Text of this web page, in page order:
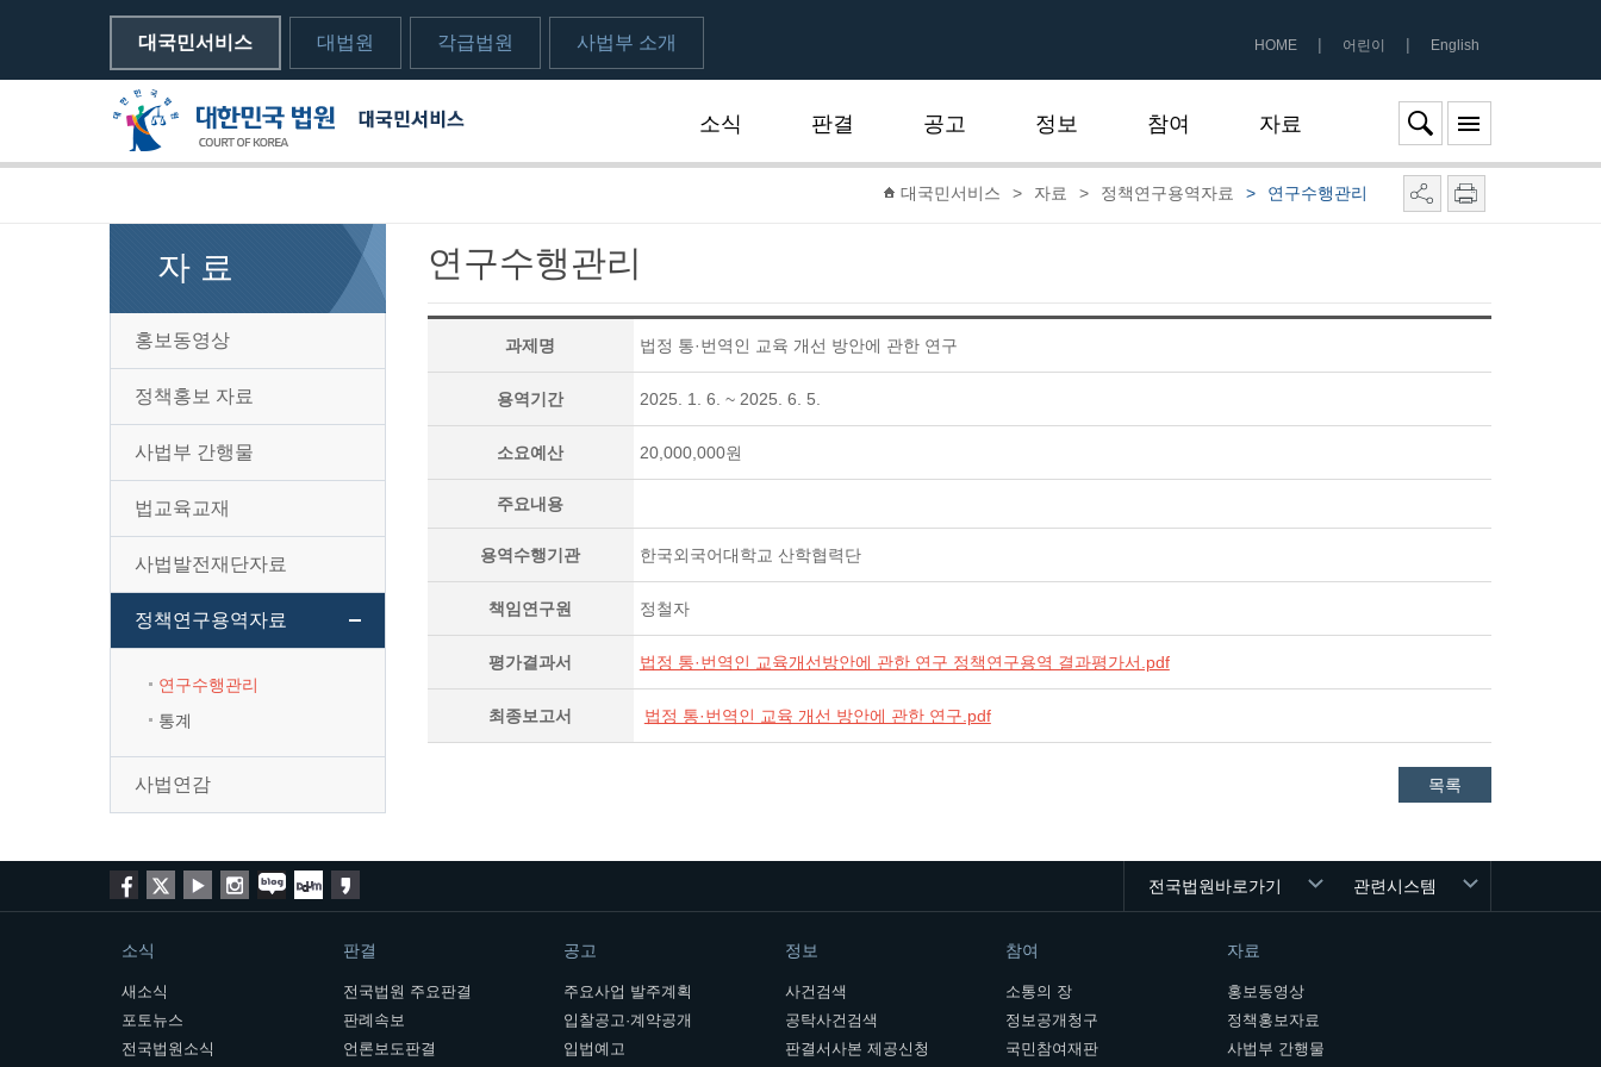
대국민서비스 대법원 각급법원 사법부 소개 HOME | 어린이 | English
소식 판결 공고 정보 참여 자료
메뉴전체보기
대국민서비스 > 자료 > 정책연구용역자료 > 연구수행관리
자 료
홍보동영상
정책홍보 자료
사법부 간행물
법교육교재
사법발전재단자료
정책연구용역자료
연구수행관리
통계
사법연감
연구수행관리
과제명 법정 통·번역인 교육 개선 방안에 관한 연구
용역기간 2025. 1. 6. ~ 2025. 6. 5.
소요예산 20,000,000원
주요내용
용역수행기관 한국외국어대학교 산학협력단
책임연구원 정철자
평가결과서 법정 통·번역인 교육개선방안에 관한 연구 정책연구용역 결과평가서.pdf
최종보고서 법정 통·번역인 교육 개선 방안에 관한 연구.pdf
목록
전국법원바로가기 관련시스템
소식
새소식
포토뉴스
전국법원소식
판결
전국법원 주요판결
판례속보
언론보도판결
공고
주요사업 발주계획
입찰공고·계약공개
입법예고
정보
사건검색
공탁사건검색
판결서사본 제공신청
참여
소통의 장
정보공개청구
국민참여재판
자료
홍보동영상
정책홍보자료
사법부 간행물